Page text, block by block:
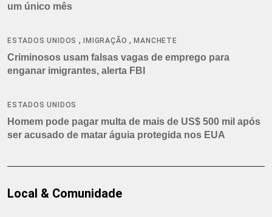
um único mês
ESTADOS UNIDOS , IMIGRAÇÃO ,MANCHETE
Criminosos usam falsas vagas de emprego para
enganar imigrantes, alerta FBI
ESTADOS UNIDOS
Homem pode pagar multa de mais de US$ 500 mil após
ser acusado de matar águia protegida nos EUA
Local & Comunidade